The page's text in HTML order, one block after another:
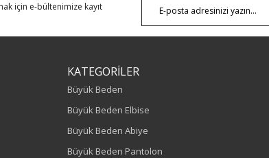
için e-bültenimize kayıt
KATEGORİLER
Büyük Beden
Büyük Beden Elbise
Büyük Beden Abiye
Büyük Beden Pantolon